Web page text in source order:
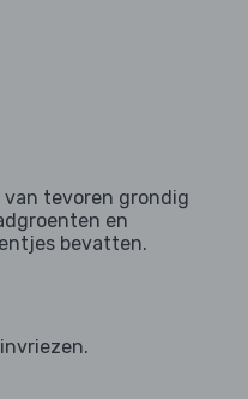
tevoren grondig
en
bevatten.